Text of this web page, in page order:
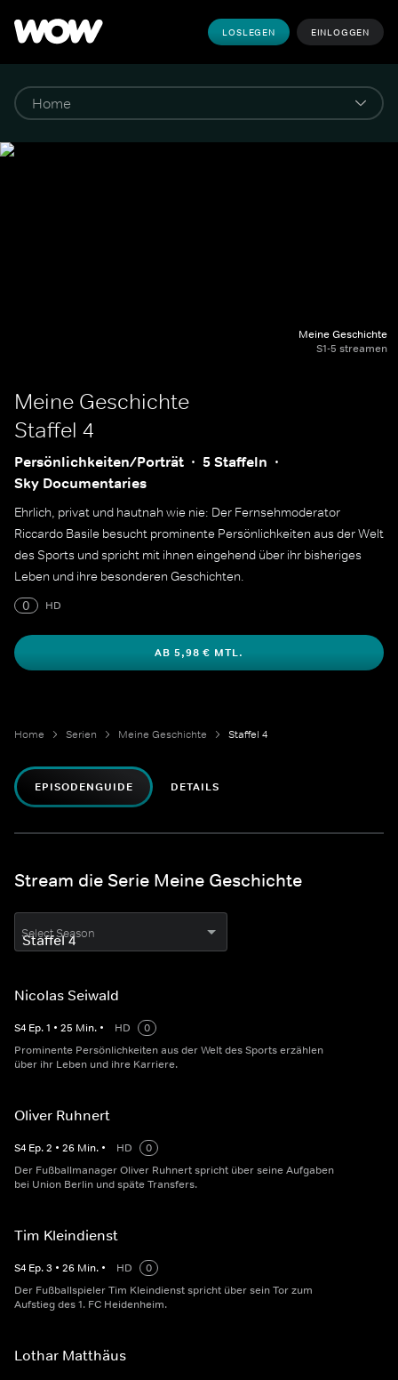
LOSLEGEN EINLOGGEN
Meine Geschichte
S1-5 streamen
Meine Geschichte
Staffel 4
Persönlichkeiten/Porträt
5 Staffeln
Sky Documentaries
Ehrlich, privat und hautnah wie nie: Der Fernsehmoderator
Riccardo Basile besucht prominente Persönlichkeiten aus der Welt
des Sports und spricht mit ihnen eingehend über ihr bisheriges
Leben und ihre besonderen Geschichten.
0
HD
AB 5,98 € MTL.
Home Serien Meine Geschichte Staffel 4
EPISODENGUIDE DETAILS
Stream die Serie Meine Geschichte
Select Season
Nicolas Seiwald
S4 Ep.1 • 25 Min. • HD
0
Prominente Persönlichkeiten aus der Welt des Sports erzählen
über ihr Leben und ihre Karriere.
Oliver Ruhnert
S4 Ep.2 • 26 Min. • HD
0
Der Fußballmanager Oliver Ruhnert spricht über seine Aufgaben
bei Union Berlin und späte Transfers.
Tim Kleindienst
S4 Ep.3 • 26 Min. • HD
0
Der Fußballspieler Tim Kleindienst spricht über sein Tor zum
Aufstieg des 1. FC Heidenheim.
Lothar Matthäus